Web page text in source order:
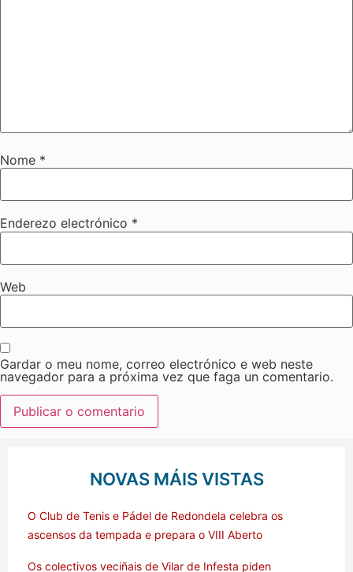
Nome *
Enderezo electrónico *
Web
Gardar o meu nome, correo electrónico e web neste
navegador para a próxima vez que faga un comentario.
NOVAS MÁIS VISTAS
O Club de Tenis e Pádel de Redondela celebra os
ascensos da tempada e prepara o VIII Aberto
Os colectivos veciñais de Vilar de Infesta piden